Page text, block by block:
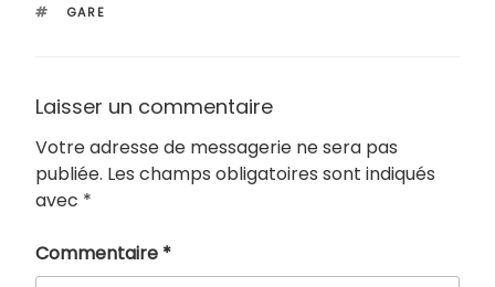
ÉTIQUETTES
GARE
Laisser un commentaire
Votre adresse de messagerie ne sera pas
publiée. Les champs obligatoires sont indiqués
avec *
Commentaire *